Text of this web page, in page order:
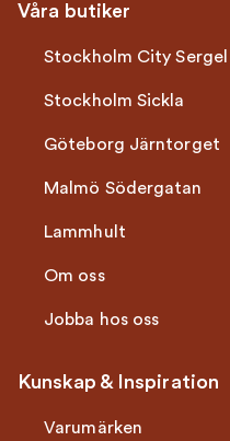
Våra butiker
Stockholm City Sergel
Stockholm Sickla
Göteborg Järntorget
Malmö Södergatan
Lammhult
Om oss
Jobba hos oss
Kunskap & Inspiration
Varumärken